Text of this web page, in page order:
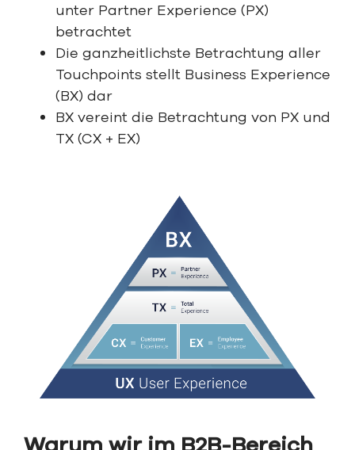
unter Partner Experience (PX)
betrachtet
Die ganzheitlichste Betrachtung aller
Touchpoints stellt Business Experience
(BX) dar
BX vereint die Betrachtung von PX und
TX (CX + EX)